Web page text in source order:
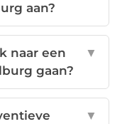
aan?
naar een
gaan?
▼
▼